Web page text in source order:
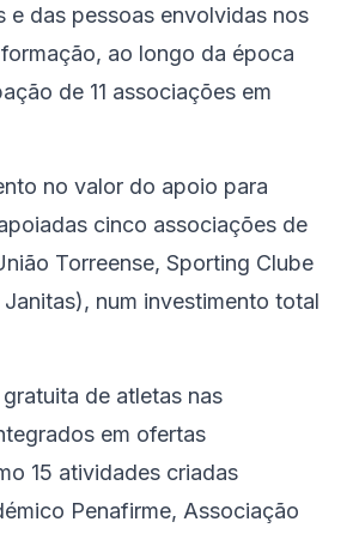
e das pessoas envolvidas nos
ao longo da época
de 11 associações em
no valor do apoio para
cinco associações de
Torreense, Sporting Clube
num investimento total
de atletas nas
em ofertas
15 atividades criadas
Penafirme, Associação